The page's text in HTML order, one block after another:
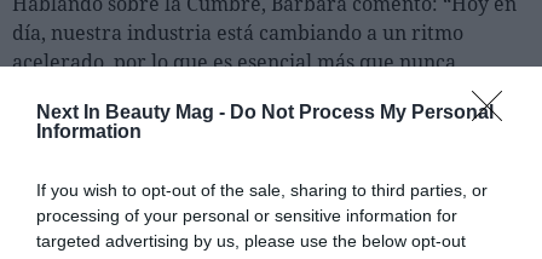
Next In Beauty Mag - Do Not Process My Personal
Information
If you wish to opt-out of the sale, sharing to third parties, or
processing of your personal or sensitive information for
targeted advertising by us, please use the below opt-out
día, nuestra industria está cambiando a un ritmo
acelerado, por lo que es esencial más que nunca
hallazgos científicos. El 'Formulation Summit', un
profesionales que trabajan en el desarrollo de
productos cosméticos, es la mejor manera de hacer
exactamente eso”.